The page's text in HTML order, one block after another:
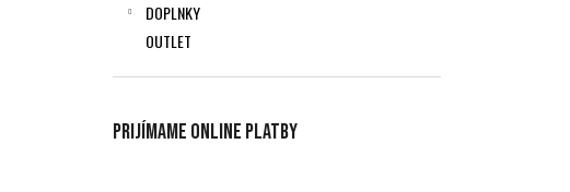
DOPLNKY
OUTLET
Prijímame online platby